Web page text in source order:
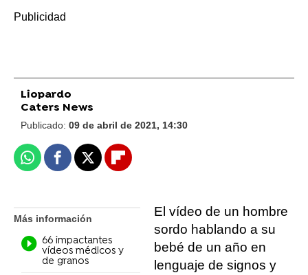
Liopardo
Caters News
Publicado: 09 de abril de 2021, 14:30
WhatsappFacebook
X Flipboard
Más información
66 impactantes
vídeos médicos y
de granos
El vídeo de un hombre
sordo hablando a su
bebé de un año en
lenguaje de signos y